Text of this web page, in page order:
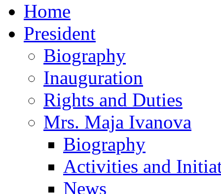
Home
President
Biography
Inauguration
Rights and Duties
Mrs. Maja Ivanova
Biography
Activities and
News